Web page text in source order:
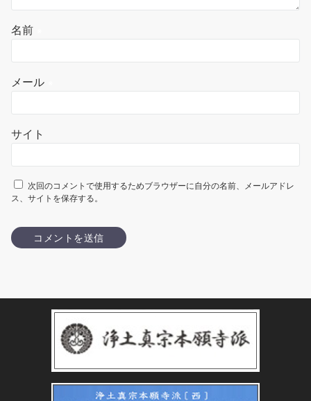
名前
メール
サイト
次回のコメントで使用するためブラウザーに自分の名前、メールアドレ
ス、サイトを保存する。